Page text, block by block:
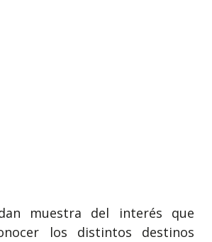
muestra del interés que
los distintos destinos